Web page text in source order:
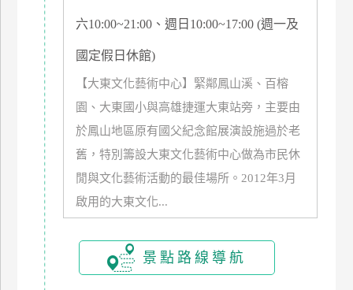
六10:00~21:00、週日10:00~17:00 (週一及
國定假日休館)
【大東文化藝術中心】緊鄰鳳山溪、百榕
園、大東國小與高雄捷運大東站旁，主要由
於鳳山地區原有國父紀念館展演設施過於老
舊，特別籌設大東文化藝術中心做為市民休
閒與文化藝術活動的最佳場所。2012年3月
啟用的大東文化...
景點路線導航